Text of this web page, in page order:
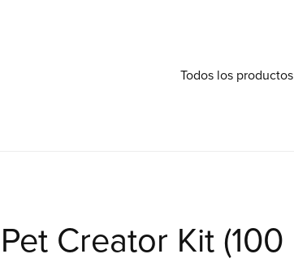
Todos los productos
Pet Creator Kit (100